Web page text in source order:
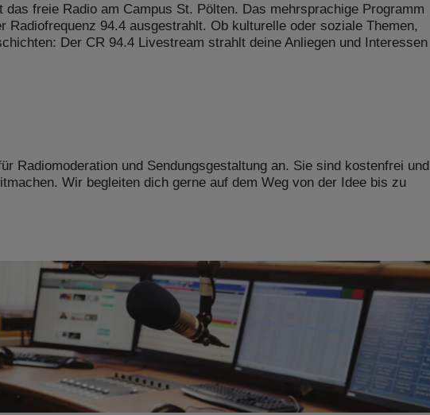
freie Radio am Campus St. Pölten. Das mehrsprachige Programm
Radiofrequenz 94.4 ausgestrahlt. Ob kulturelle oder soziale Themen,
Der CR 94.4 Livestream strahlt deine Anliegen und Interessen
Radiomoderation und Sendungsgestaltung an. Sie sind kostenfrei und
Wir begleiten dich gerne auf dem Weg von der Idee bis zu